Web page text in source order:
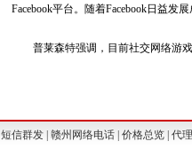
Facebook平台。随着Facebook日益
普莱森特强调，目前社交网络游戏
短信群发 赣州网络电话 价格总览 代